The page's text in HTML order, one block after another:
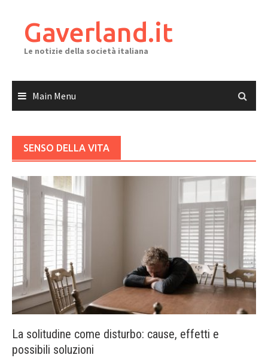
contentGaverland.it
Le notizie della società italiana
Main Menu
SENSO DELLA VITA
La solitudine come disturbo: cause, effetti e
possibili soluzioni